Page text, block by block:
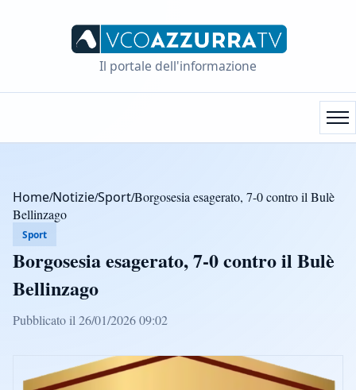
Il portale dell'informazione
Home/Notizie/Sport/Borgosesia esagerato, 7-0 contro il Bulè
Bellinzago
Sport
Borgosesia esagerato, 7-0 contro il Bulè
Bellinzago
Pubblicato il 26/01/2026 09:02